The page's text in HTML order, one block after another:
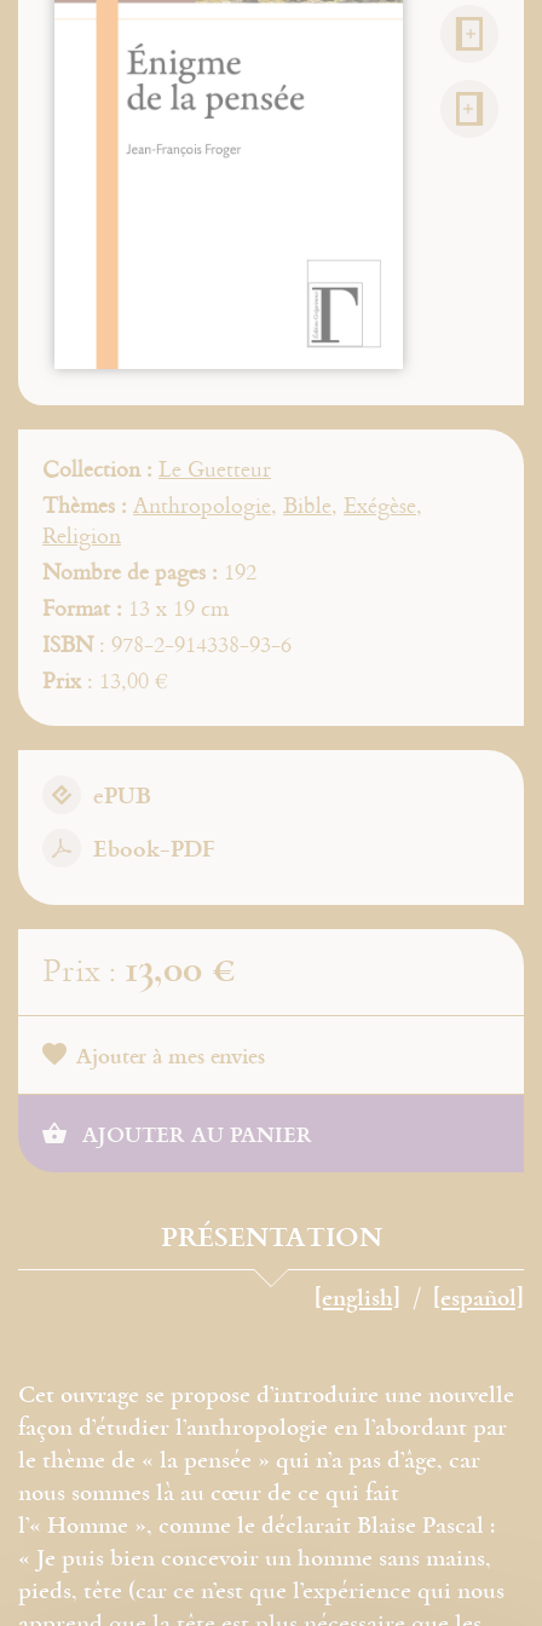
Collection : Le Guetteur
Thèmes : Anthropologie, Bible, Exégèse,
Religion
Nombre de pages : 192
Format : 13 x 19 cm
ISBN: 978-2-914338-93-6
Prix: 13,00 €
ePUB
Ebook-PDF
Prix : 13,00 €
Ajouter à mes envies
AJOUTER AU PANIER
PRÉSENTATION
[english] [español]
Cet ouvrage se propose d’introduire une nouvelle
façon d’étudier l’anthropologie en l’abordant par
le thème de « la pensée » qui n’a pas d’âge, car
nous sommes là au cœur de ce qui fait
l’« Homme », comme le déclarait Blaise Pascal :
« Je puis bien concevoir un homme sans mains,
pieds, tête (car ce n’est que l’expérience qui nous